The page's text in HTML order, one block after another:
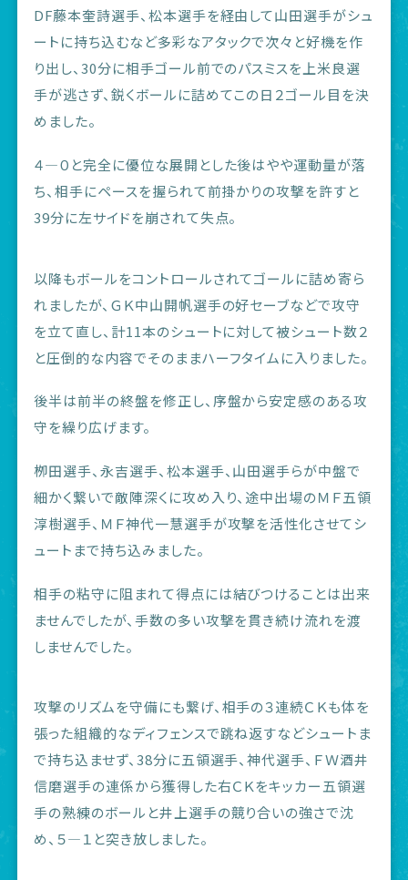
DF藤本奎詩選手、松本選手を経由して山田選手がシュ
ートに持ち込むなど多彩なアタックで次々と好機を作
り出し、30分に相手ゴール前でのパスミスを上米良選
手が逃さず、鋭くボールに詰めてこの日２ゴール目を決
めました。
４―０と完全に優位な展開とした後はやや運動量が落
ち、相手にペースを握られて前掛かりの攻撃を許すと
39分に左サイドを崩されて失点。
以降もボールをコントロールされてゴールに詰め寄ら
れましたが、ＧＫ中山開帆選手の好セーブなどで攻守
を立て直し、計11本のシュートに対して被シュート数２
と圧倒的な内容でそのままハーフタイムに入りました。
後半は前半の終盤を修正し、序盤から安定感のある攻
守を繰り広げます。
栁田選手、永吉選手、松本選手、山田選手らが中盤で
細かく繋いで敵陣深くに攻め入り、途中出場のＭＦ五領
淳樹選手、ＭＦ神代一慧選手が攻撃を活性化させてシ
ュートまで持ち込みました。
相手の粘守に阻まれて得点には結びつけることは出来
ませんでしたが、手数の多い攻撃を貫き続け流れを渡
しませんでした。
攻撃のリズムを守備にも繋げ、相手の３連続ＣＫも体を
張った組織的なディフェンスで跳ね返すなどシュートま
で持ち込ませず、38分に五領選手、神代選手、ＦＷ酒井
信磨選手の連係から獲得した右ＣＫをキッカー五領選
手の熟練のボールと井上選手の競り合いの強さで沈
め、５―１と突き放しました。